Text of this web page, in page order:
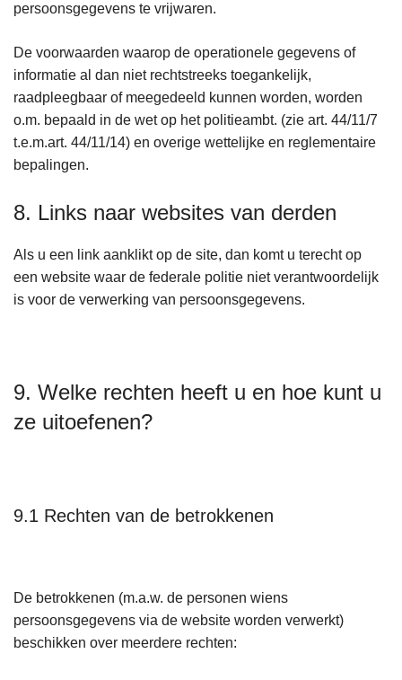
persoonsgegevens te vrijwaren.
De voorwaarden waarop de operationele gegevens of
informatie al dan niet rechtstreeks toegankelijk,
raadpleegbaar of meegedeeld kunnen worden, worden
o.m. bepaald in de wet op het politieambt. (zie art. 44/11/7
t.e.m.art. 44/11/14) en overige wettelijke en reglementaire
bepalingen.
8. Links naar websites van derden
Als u een link aanklikt op de site, dan komt u terecht op
een website waar de federale politie niet verantwoordelijk
is voor de verwerking van persoonsgegevens.
9. Welke rechten heeft u en hoe kunt u
ze uitoefenen?
9.1 Rechten van de betrokkenen
De betrokkenen (m.a.w. de personen wiens
persoonsgegevens via de website worden verwerkt)
beschikken over meerdere rechten: